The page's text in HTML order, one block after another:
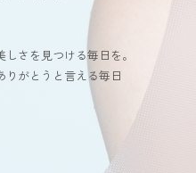
さを見つける毎日を。
りがとうと言える毎日